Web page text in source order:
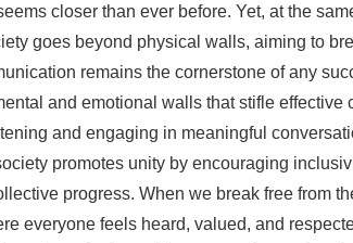
closer than ever before. Yet, at the
goes beyond physical walls, aiming to
remains the cornerstone of any
and emotional walls that stifle effective
and engaging in meaningful
promotes unity by encouraging
progress. When we break free from
everyone feels heard, valued, and